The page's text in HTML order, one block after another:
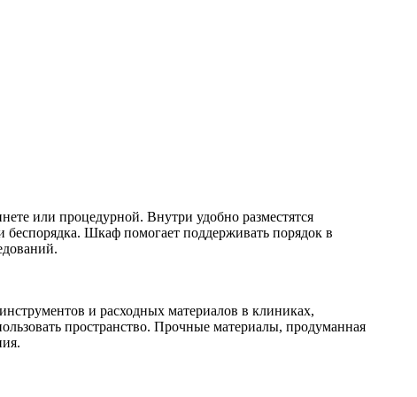
или процедурной. Внутри удобно разместятся
Шкаф помогает поддерживать порядок в
и расходных материалов в клиниках,
пространство. Прочные материалы, продуманная